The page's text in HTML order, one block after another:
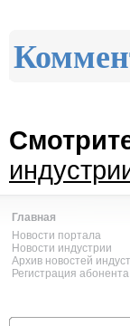
Главная
Новости портала
Новости индустрии
Архив новостей
Регистрация абонента